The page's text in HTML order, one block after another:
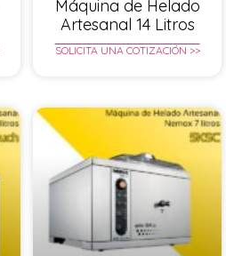
Máquina de Helado
Artesanal 14 Litros
SOLICITA UNA COTIZACIÓN >>